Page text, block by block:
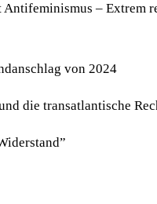
– Extrem
von 2024
die trans­at­lan­ti­sche